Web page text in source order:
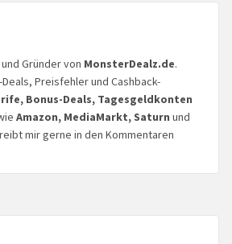
Gründer von MonsterDealz.de.
Preisfehler und Cashback-
Bonus-Deals, Tagesgeldkonten
Amazon, MediaMarkt, Saturn und
mir gerne in den Kommentaren